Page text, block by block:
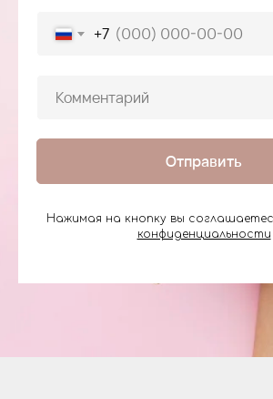
+7
Отправить
Нажимая на кнопку вы
конфиденциальности